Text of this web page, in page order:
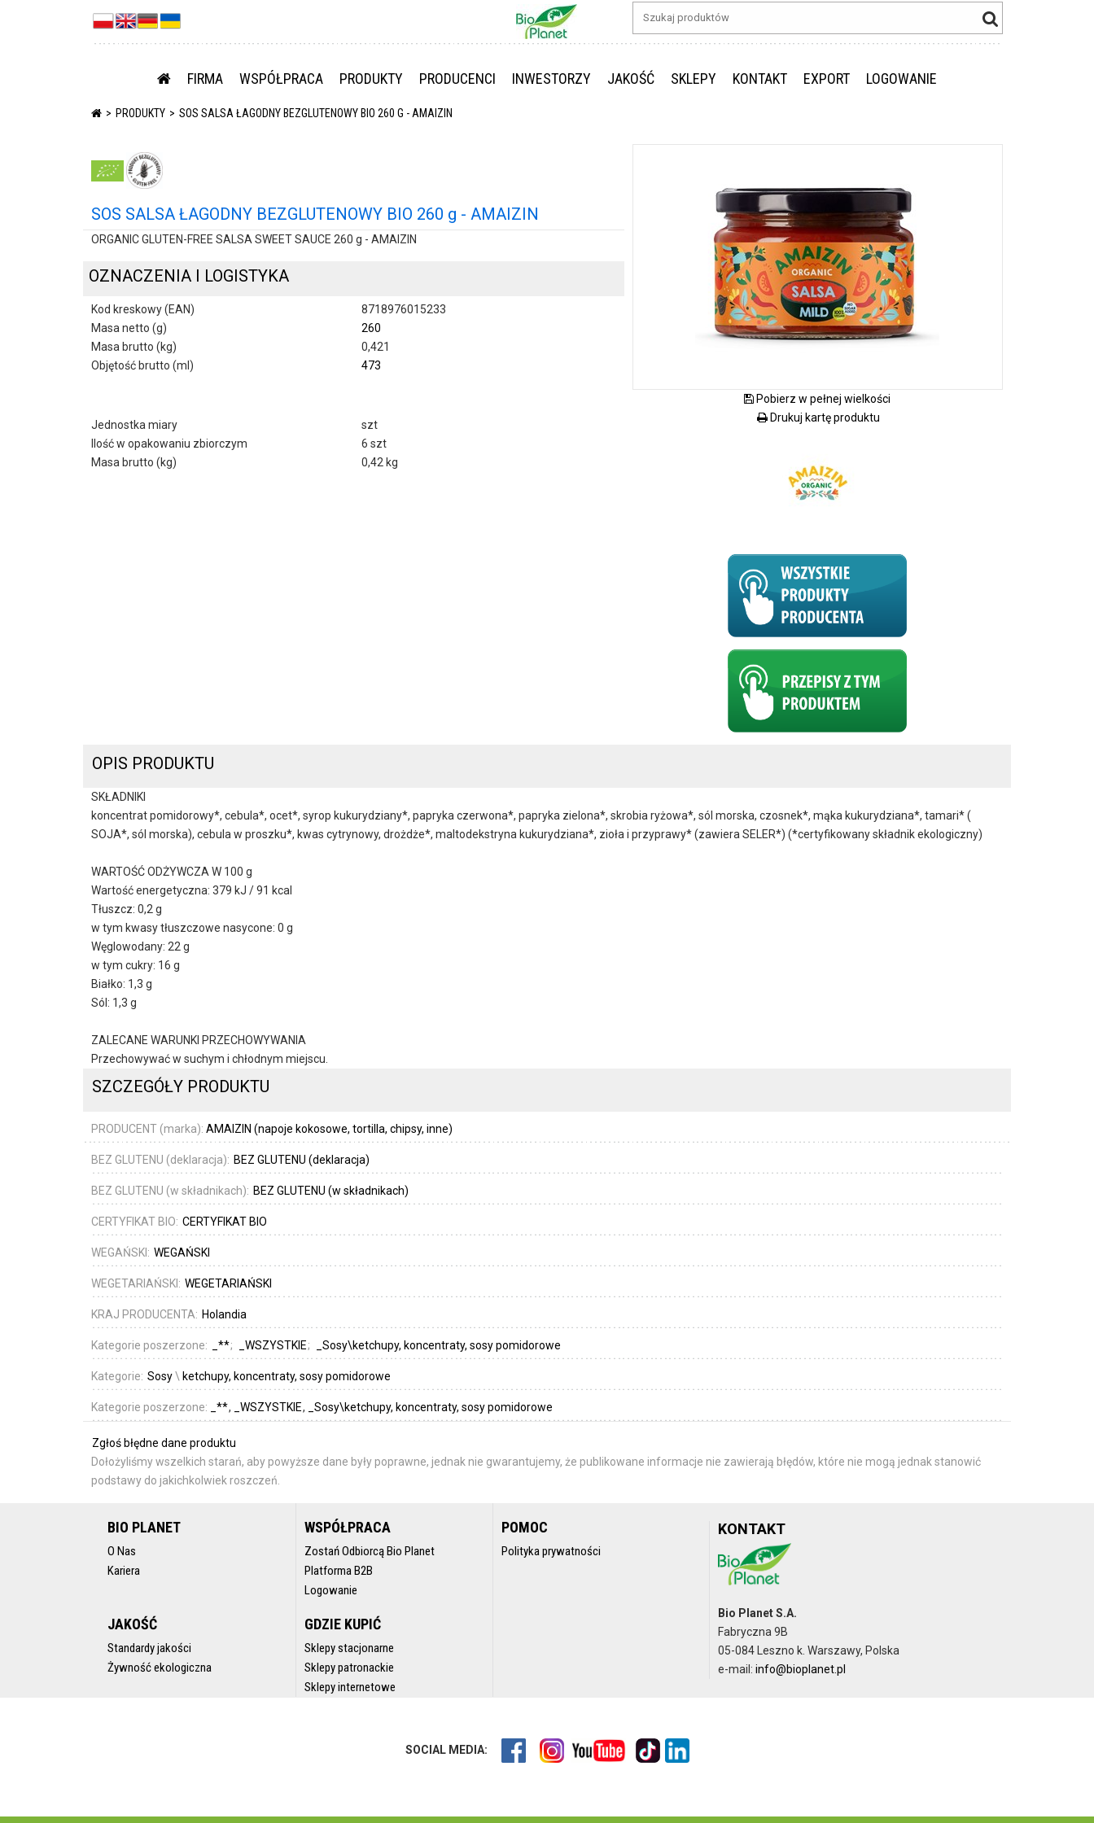
FIRMA WSPÓŁPRACA PRODUKTY PRODUCENCI INWESTORZY JAKOŚĆ SKLEPY KONTAKT EXPORT LOGOWANIE
PRODUKTY SOS SALSA ŁAGODNY BEZGLUTENOWY BIO 260 G - AMAIZIN
SOS SALSA ŁAGODNY BEZGLUTENOWY BIO 260 g - AMAIZIN
ORGANIC GLUTEN-FREE SALSA SWEET SAUCE 260 g - AMAIZIN
OZNACZENIA I LOGISTYKA
Kod kreskowy (EAN)
8718976015233
Masa netto (g)
260
Masa brutto (kg)
0,421
Objętość brutto (ml)
473
Jednostka miary
szt
Ilość w opakowaniu zbiorczym
6 szt
Masa brutto (kg)
0,42 kg
Pobierz w pełnej wielkości
Drukuj kartę produktu
OPIS PRODUKTU
SKŁADNIKI
koncentrat pomidorowy*, cebula*, ocet*, syrop kukurydziany*, papryka czerwona*, papryka zielona*, skrobia ryżowa*, sól morska, czosnek*, mąka kukurydziana*, tamari* (
SOJA*, sól morska), cebula w proszku*, kwas cytrynowy, drożdże*, maltodekstryna kukurydziana*, zioła i przyprawy* (zawiera SELER*) (*certyfikowany składnik ekologiczny)
WARTOŚĆ ODŻYWCZA W 100 g
Wartość energetyczna: 379 kJ / 91 kcal
Tłuszcz: 0,2 g
w tym kwasy tłuszczowe nasycone: 0 g
Węglowodany: 22 g
w tym cukry: 16 g
Białko: 1,3 g
Sól: 1,3 g
ZALECANE WARUNKI PRZECHOWYWANIA
Przechowywać w suchym i chłodnym miejscu.
SZCZEGÓŁY PRODUKTU
PRODUCENT (marka): AMAIZIN (napoje kokosowe, tortilla, chipsy, inne)
BEZ GLUTENU (deklaracja): BEZ GLUTENU (deklaracja)
BEZ GLUTENU (w składnikach): BEZ GLUTENU (w składnikach)
CERTYFIKAT BIO: CERTYFIKAT BIO
WEGAŃSKI: WEGAŃSKI
WEGETARIAŃSKI: WEGETARIAŃSKI
KRAJ PRODUCENTA: Holandia
Kategorie poszerzone: _** _WSZYSTKIE _Sosy\ketchupy, koncentraty, sosy pomidorowe
Kategorie: Sosy\ ketchupy, koncentraty, sosy pomidorowe
Kategorie poszerzone: _** _WSZYSTKIE _Sosy\ketchupy, koncentraty, sosy pomidorowe
Zgłoś błędne dane produktu
Dołożyliśmy wszelkich starań, aby powyższe dane były poprawne, jednak nie gwarantujemy, że publikowane informacje nie zawierają błędów, które nie mogą jednak stanowić
podstawy do jakichkolwiek roszczeń.
BIO PLANET
O Nas
Kariera
WSPÓŁPRACA
Zostań Odbiorcą Bio Planet
Platforma B2B
Logowanie
POMOC
Polityka prywatności
JAKOŚĆ
Standardy jakości
Żywność ekologiczna
GDZIE KUPIĆ
Sklepy stacjonarne
Sklepy patronackie
Sklepy internetowe
KONTAKT
Bio Planet S.A.
Fabryczna 9B
05-084 Leszno k. Warszawy, Polska
e-mail:info@bioplanet.pl
SOCIAL MEDIA: